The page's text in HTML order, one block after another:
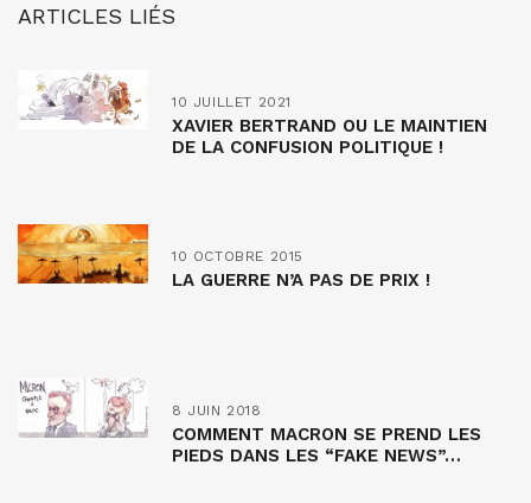
ARTICLES LIÉS
10 JUILLET 2021
XAVIER BERTRAND OU LE MAINTIEN
DE LA CONFUSION POLITIQUE !
10 OCTOBRE 2015
LA GUERRE N’A PAS DE PRIX !
8 JUIN 2018
COMMENT MACRON SE PREND LES
PIEDS DANS LES “FAKE NEWS”…